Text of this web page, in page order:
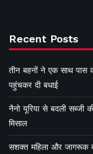
Recent Posts
तीन बहनों ने एक साथ पास
पहुंचकर दी बधाई
नैनो यूरिया से बदली सब्जी
मिसाल
सशक्त महिला और जागरूक